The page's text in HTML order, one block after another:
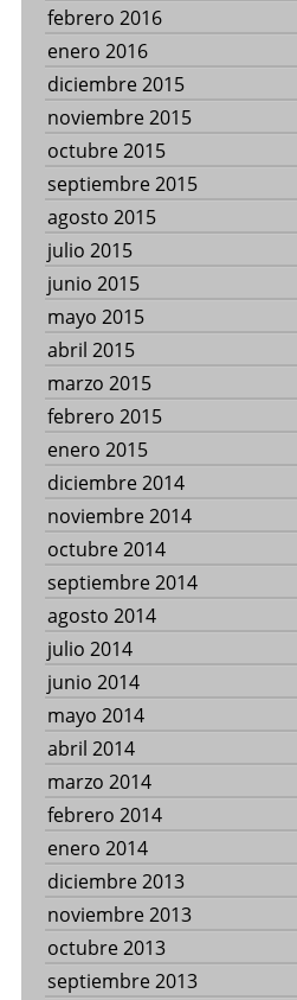
febrero 2016
enero 2016
diciembre 2015
noviembre 2015
octubre 2015
septiembre 2015
agosto 2015
julio 2015
junio 2015
mayo 2015
abril 2015
marzo 2015
febrero 2015
enero 2015
diciembre 2014
noviembre 2014
octubre 2014
septiembre 2014
agosto 2014
julio 2014
junio 2014
mayo 2014
abril 2014
marzo 2014
febrero 2014
enero 2014
diciembre 2013
noviembre 2013
octubre 2013
septiembre 2013